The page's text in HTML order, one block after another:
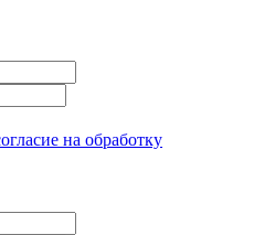
на обработку